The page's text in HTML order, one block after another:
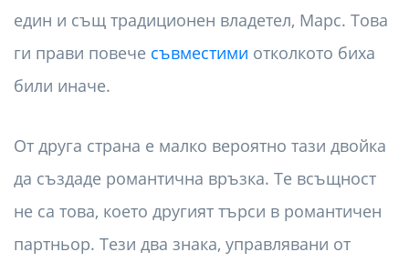
един и същ традиционен владетел, Марс. Това
ги прави повече съвместими отколкото биха
били иначе.
От друга страна е малко вероятно тази двойка
да създаде романтична връзка. Те всъщност
не са това, което другият търси в романтичен
партньор. Тези два знака, управлявани от